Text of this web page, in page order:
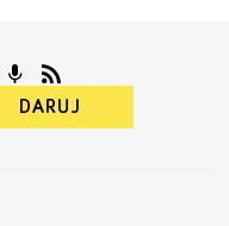
DARUJ